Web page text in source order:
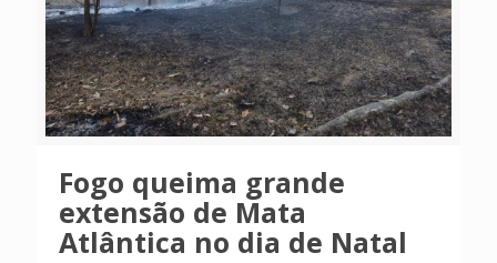
Fogo queima grande
extensão de Mata
Atlântica no dia de Natal